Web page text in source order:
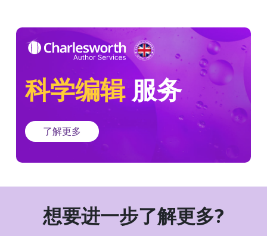
科学编辑服务
了解更多
想要进一步了解更多?